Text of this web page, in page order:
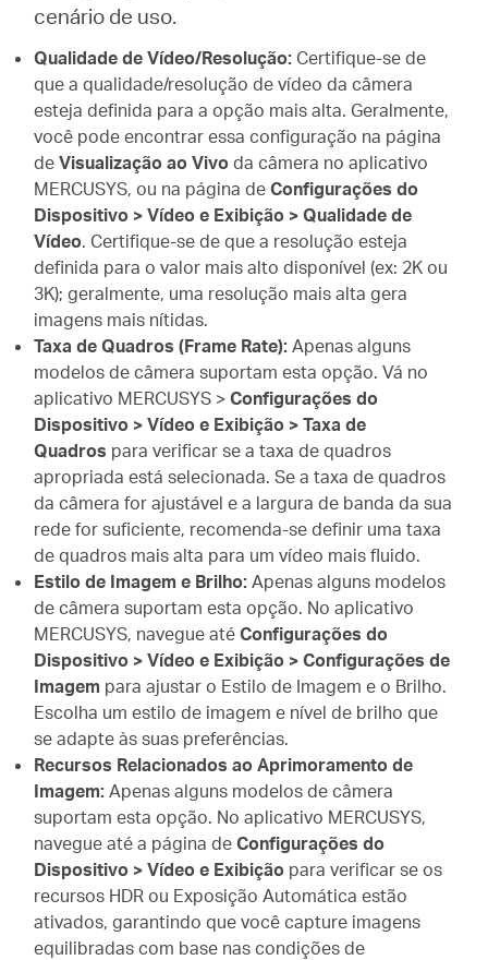
cenário de uso.
Qualidade de Vídeo/Resolução: Certifique-se de
que a qualidade/resolução de vídeo da câmera
esteja definida para a opção mais alta. Geralmente,
você pode encontrar essa configuração na página
deVisualização ao Vivo da câmera no aplicativo
MERCUSYS, ou na página deConfigurações do
Dispositivo > Vídeo e Exibição > Qualidade de
Vídeo. Certifique-se de que a resolução esteja
definida para o valor mais alto disponível (ex: 2K ou
3K); geralmente, uma resolução mais alta gera
imagens mais nítidas.
Taxa de Quadros (Frame Rate):Apenas alguns
modelos de câmera suportam esta opção. Vá no
aplicativo MERCUSYS >Configurações do
Dispositivo > Vídeo e Exibição > Taxa de
Quadros para verificar se a taxa de quadros
apropriada está selecionada. Se a taxa de quadros
da câmera for ajustável e a largura de banda da sua
rede for suficiente, recomenda-se definir uma taxa
de quadros mais alta para um vídeo mais fluido.
Estilo de Imagem e Brilho: Apenas alguns modelos
de câmera suportam esta opção. No aplicativo
MERCUSYS, navegue atéConfigurações do
Dispositivo > Vídeo e Exibição > Configurações de
Imagem para ajustar o Estilo de Imagem e o Brilho.
Escolha um estilo de imagem e nível de brilho que
se adapte às suas preferências.
Recursos Relacionados ao Aprimoramento de
Imagem:Apenas alguns modelos de câmera
suportam esta opção. No aplicativo MERCUSYS,
navegue até a página deConfigurações do
Dispositivo > Vídeo e Exibição para verificar se os
recursos HDR ou Exposição Automática estão
ativados, garantindo que você capture imagens
equilibradas com base nas condições de